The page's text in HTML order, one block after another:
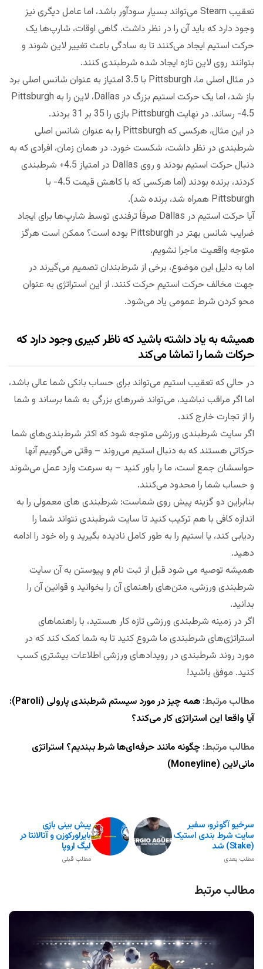
تعقیب Steam می‌تواند بسیار سودآور باشد، اما عامل دیگری نیز
وجود دارد که باید آن را در نظر داشت. گاهی اوقات، شارپ‌ها یک
حرکت استیم ایجاد می‌کنند تا به سادگی باعث تغییر لاین شوند و
بتوانند روی لاین تازه ایجاد شده شرطبندی کنند.
در مثال اصلی ما، Pittsburgh با 3.5 امتیاز به عنوان شانس اصلی برد
باز شد، اما یک حرکت استیم بزرگ در Dallas، لاین را به Pittsburgh
-4.5 رساند. در‌ نهایت Pittsburgh بازی را 35 بر 31 بردند.
در این مثال، هرکسی که Pittsburgh را به عنوان شانس اصلی
شرطبندی در نظر داشت، شکست خورد. در همان زمان، افرادی که به
دنبال حرکت استیم بودند و روی Dallas در امتیاز 4.5+ شرطبندی
کردند، برنده بودند (اما هرکسی که با کاهش قیمت 4.5- با
Pittsburgh همراه شد، برنده شد).
آیا حرکت استیم در Dallas صرفاً ترفندی توسط شارپ‌ها برای ایجاد
ضرایب شانس بهتر در Pittsburgh بوده است؟ ممکن است هرگز
متوجه واقعیت ماجرا نشویم.
اما به دلیل این موضوع، برخی از شرط‌بندان تصمیم می‌گیرند در
جهت مخالف حرکت استیم حرکت کنند. از این استراتژی به عنوان
محو کردن شرط عمومی یاد می‌شود.
همیشه به یاد داشته باشید که ناظر کبیری وجود دارد که
حرکات شما را تماشا می‌کند
در حالی که تعقیب استیم می‌تواند برای حساب بانکی شما عالی باشد،
اما اگر مراقب نباشید، می‌تواند ضررهای بزرگی به شما برساند و شما
را از تجارت خارج کند.
اگر سایت شرطبندی ورزشی متوجه شود که اکثر شرط‌بندی‌های شما
حرکاتی هستند که به دنبال استیم می‌روند – وقتی می‌گوییم آنها
حواسشان جمع است، ما را باور کنید – به سرعت وارد عمل می‌شوند
و حساب شما را محدود می‌کنند.
بنابراین دو گزینه پیش روی شماست: شرطبندی های معمولی را به
اندازه کافی با هم ترکیب کنید تا سایت شرطبندی نتواند شما را
ردیابی کند، یا استیم را به طور کامل نادیده بگیرید و راه خود را ادامه
دهید.
همیشه توصیه می شود قبل از ثبت نام و پیوستن به آن سایت
شرطبندی ورزشی، متن‌های راهنمای آن را بخوانید و قوانین آن را
بدانید.
اگر در زمینه شرطبندی ورزشی تازه کار هستید، با راهنماهای
استراتژی‌های شرطبندی ما شروع کنید تا به شما کمک کند که در
مورد روند شرطبندی در رویدادهای ورزشی اطلاعات بیشتری کسب
کنید. موفق باشید!
مطالب مرتبط:
همه چیز در مورد سیستم شرطبندی پارولی (Paroli):
آيا واقعا این استراتژی کار می‌کند؟
مطالب مرتبط: چگونه مانند حرفه‌ای‌ها شرط ببندیم؟ استراتژی
مانی‌لاین (Moneyline)
پیش بینی بازی
بایرلورکوزن و آتالانتا در
لیگ اروپا
مطلب قبلی
سرخیو آگوئرو، سفیر
سایت شرط بندی استیک
(Stake) شد
مطلب بعدی
مطالب مرتبط